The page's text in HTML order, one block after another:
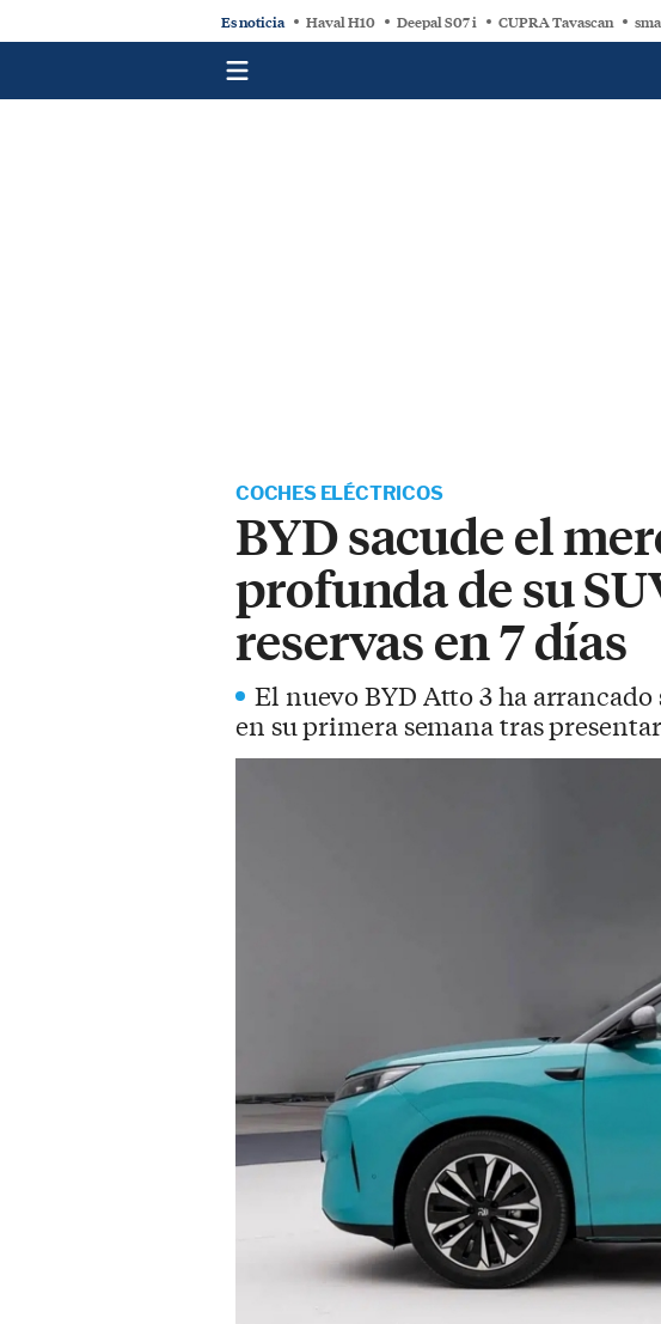
Es noticia Haval H10 Deepal S07 i CUPRA Tavascan
COCHES ELÉCTRICOS
BYD sacude el
profunda de su
reservas en 7 días
El nuevo BYD Atto 3 ha
en su primera semana tras